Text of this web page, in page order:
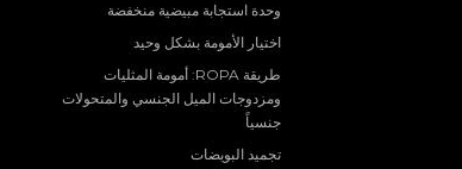
وحدة استجابة مبيضية منخفضة
اختيار الأمومة بشكل وحيد
طريقة ROPA: أمومة المثليات
ومزدوجات الميل الجنسي والمتحولات
جنسياً
تجميد البويضات